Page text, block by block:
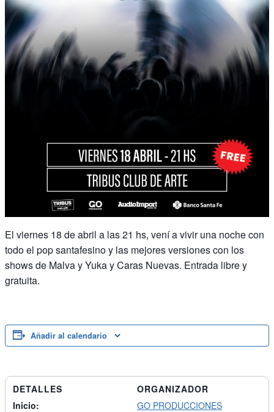
El viernes 18 de abril a las 21 hs, vení a vivir una noche con
todo el pop santafesino y las mejores versiones con los
shows de Malva y Yuka y Caras Nuevas. Entrada libre y
gratuita.
Añadir al calendario
DETALLES
Inicio:
ORGANIZADOR
GO PRODUCCIONES